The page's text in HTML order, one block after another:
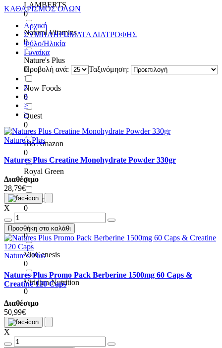
LAMBERTS
0
Natural Vitamins
0
Nature's Plus
0
Now Foods
0
Quest
0
Rio Amazon
0
Royal Green
0
Solgar
0
Super Health
0
VioGenesis
0
Viridian Nutrition
0
ΚΑΘΑΡΙΣΜΟΣ ΟΛΩΝ
Αρχική
ΣΥΜΠΛΗΡΩΜΑΤΑ ΔΙΑΤΡΟΦΗΣ
Φύλο/Ηλικία
Γυναίκα
Ταξινόμηση:
Προβολή ανά:
1
2
3
>
>|
Nature's Plus
Natures Plus Creatine Monohydrate Powder 330gr
Διαθέσιμο
28,79€
X
Προσθήκη στο καλάθι
Nature's Plus
Natures Plus Promo Pack Berberine 1500mg 60 Caps &
Creatine 120 Caps
Διαθέσιμο
50,99€
X